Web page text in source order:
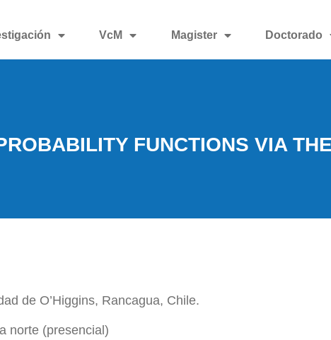
VcM Magister Doctorado
FUNCTIONS VIA
de O’Higgins, Rancagua, Chile.
norte (presencial)